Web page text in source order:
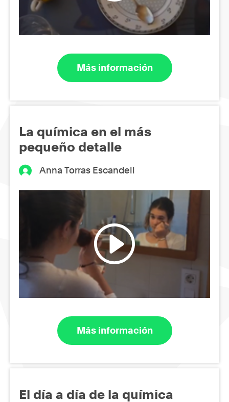
Más información
La química en el más
pequeño detalle
Anna Torras Escandell
Más información
El día a día de la química